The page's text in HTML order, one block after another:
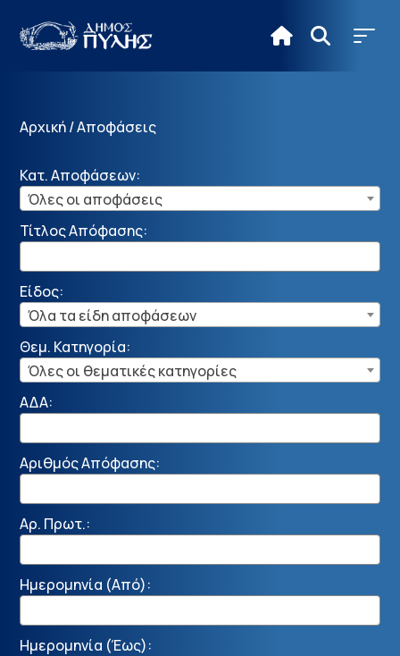
Αρχική/Αποφάσεις
Κατ. Αποφάσεων:
Όλες οι αποφάσεις
Τίτλος Απόφασης:
Είδος:
Όλα τα είδη αποφάσεων
Θεμ. Κατηγορία:
Όλες οι θεματικές κατηγορίες
ΑΔΑ:
Αριθμός Απόφασης:
Αρ. Πρωτ.:
Ημερομηνία (Από):
Ημερομηνία (Έως):